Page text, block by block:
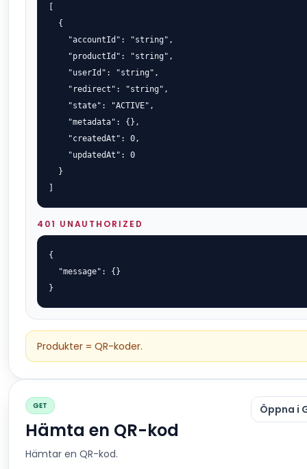
  {
    "accountId": "string",
    "productId": "string",
    "userId": "string",
    "redirect": "string",
    "state": "ACTIVE",
    "metadata": {},
    "createdAt": 0,
    "updatedAt": 0
  }
401 UNAUTHORIZED
{
  "message": {}
}
Produkter = QR-koder.
GET
Hämta en QR-kod
Hämtar en QR-kod.
Öppna i